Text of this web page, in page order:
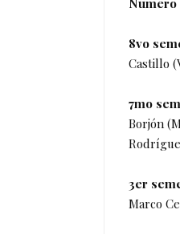
8vo
Castillo
7mo
Borjón
3er
Marco